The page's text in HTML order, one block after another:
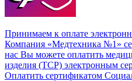
Принимаем к оплате
Компания «Медтехника №1»
нас Вы можете оплатить
изделия (ТСР) электронным
Оплатить сертификатом